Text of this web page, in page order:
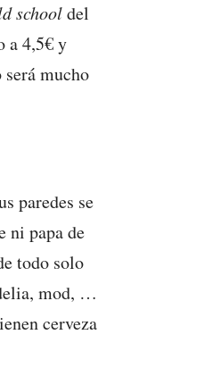
schooldel
a 4,5€ y
mucho
paredes se
ni papa de
todo solo
mod, …
cerveza